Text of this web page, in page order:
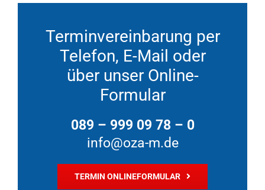
Terminvereinbarung per
Telefon, E-Mail oder
über unser Online-
Formular
089 – 999 09 78 – 0
info@oza-m.de
TERMIN ONLINEFORMULAR